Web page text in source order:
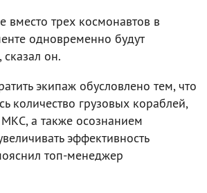
вместо трех космонавтов в
одновременно будут
сказал он.
экипаж обусловлено тем, что
количество грузовых кораблей,
а также осознанием
эффективность
топ-менеджер